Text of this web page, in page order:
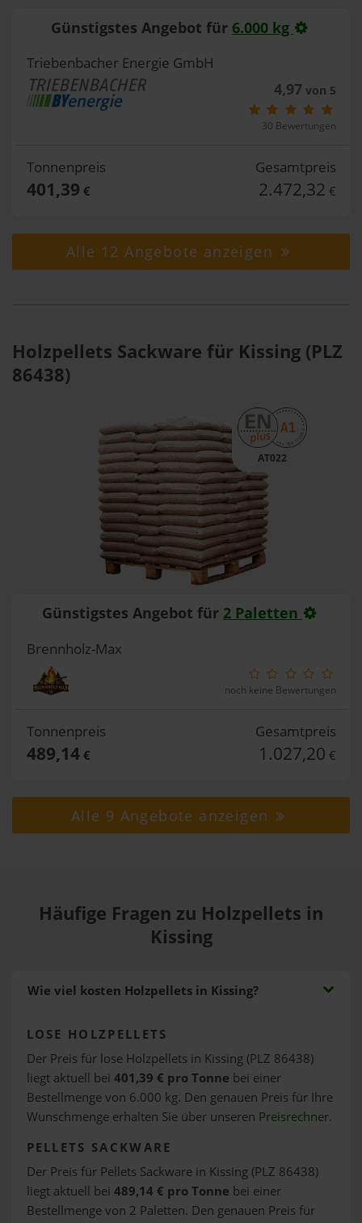
Günstigstes Angebot für 6.000 kg
Triebenbacher Energie GmbH
4,97von 5
30 Bewertungen
Tonnenpreis
401,39 €
Gesamtpreis
2.472,32 €
Alle 12 Angebote anzeigen
Holzpellets Sackware für Kissing (PLZ
86438)
AT022
Günstigstes Angebot für 2 Paletten
Brennholz-Max
noch keine Bewertungen
Tonnenpreis
489,14€
Gesamtpreis
1.027,20 €
Alle 9 Angebote anzeigen
Häufige Fragen zu Holzpellets in
Kissing
Wie viel kosten Holzpellets in Kissing?
LOSE HOLZPELLETS
Der Preis für lose Holzpellets in Kissing (PLZ 86438)
liegt aktuell bei 401,39 € pro Tonne bei einer
Bestellmenge von 6.000 kg. Den genauen Preis für Ihre
Wunschmenge erhalten Sie über unseren Preisrechner.
PELLETS SACKWARE
Der Preis für Pellets Sackware in Kissing (PLZ 86438)
liegt aktuell bei 489,14 € pro Tonne bei einer
Bestellmenge von 2 Paletten. Den genauen Preis für